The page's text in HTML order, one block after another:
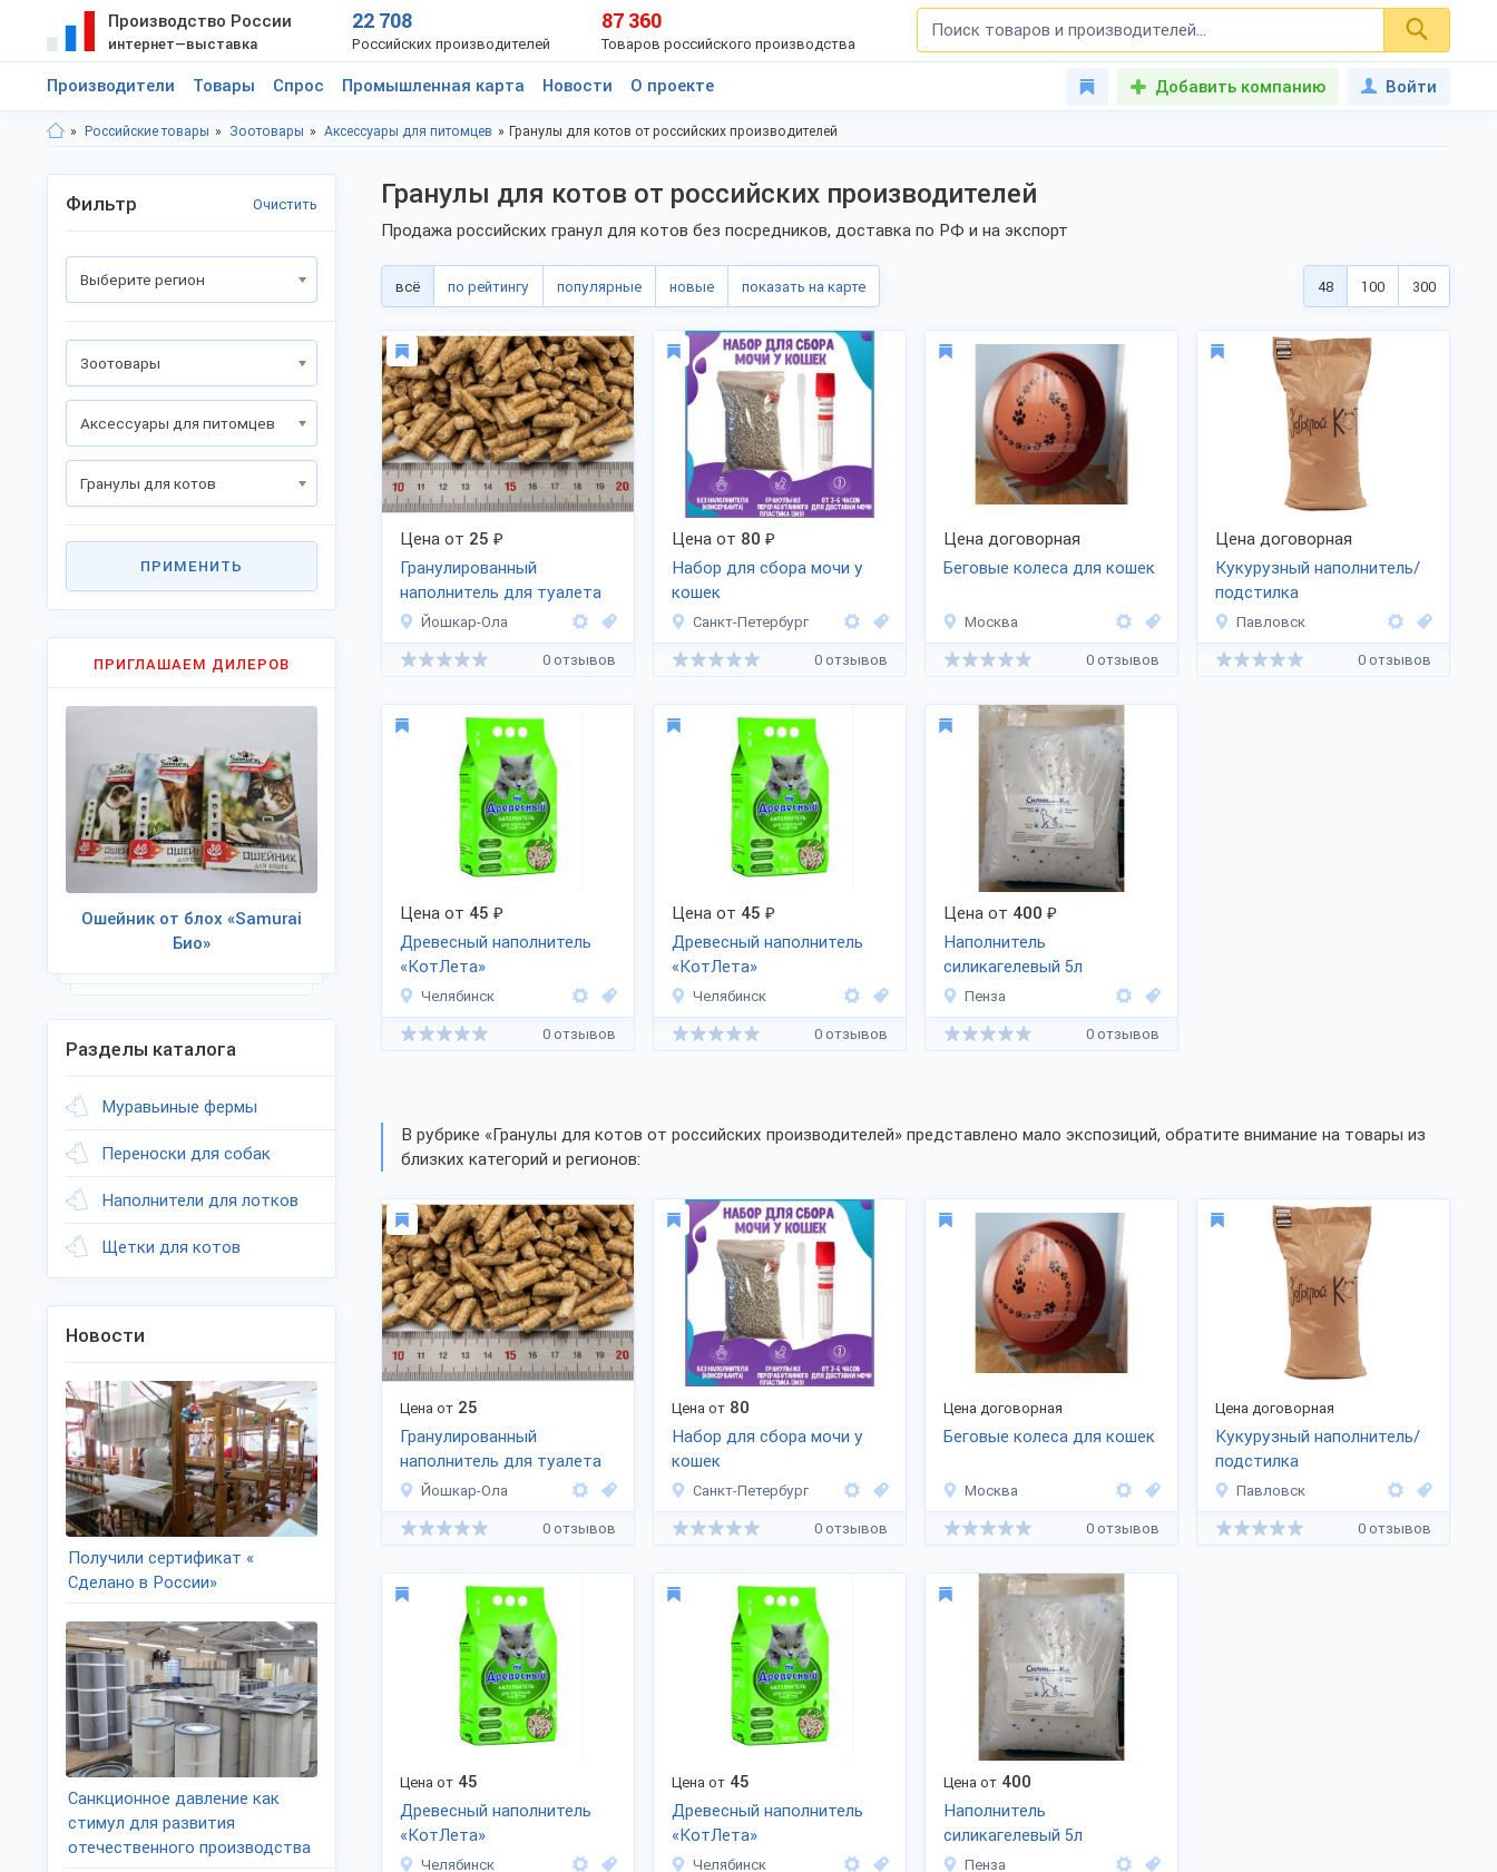
Производство России
интернет—выставка
22 708
Российских производителей
87 360
Товаров российского производства
Производители Товары Спрос Промышленная карта Новости О проекте Добавить компанию Войти
Российские товары Зоотовары Аксессуары для питомцев Гранулы для котов от российских производителей
Гранулы для котов от российских производителей
Продажа российских гранул для котов без посредников, доставка по РФ и на экспорт
всё по рейтингу популярные новые показать на карте 48 100 300
Цена от 25 ₽
Гранулированный
наполнитель для туалета
животных
Йошкар-Ола
0 отзывов
Цена от 80 ₽
Набор для сбора мочи у
кошек
Санкт-Петербург
0 отзывов
Цена договорная
Беговые колеса для кошек
Москва
0 отзывов
Цена договорная
Кукурузный наполнитель/
подстилка
Павловск
0 отзывов
Цена от 45 ₽
Древесный наполнитель
«КотЛета»
Челябинск
0 отзывов
Цена от 45 ₽
Древесный наполнитель
«КотЛета»
Челябинск
0 отзывов
Цена от 400 ₽
Наполнитель
силикагелевый 5л
Пенза
0 отзывов
В рубрике «Гранулы для котов от российских производителей» представлено мало экспозиций, обратите внимание на товары из
близких категорий и регионов:
Цена от 25
Гранулированный
наполнитель для туалета
животных
Йошкар-Ола
0 отзывов
Цена от 80
Набор для сбора мочи у
кошек
Санкт-Петербург
0 отзывов
Цена договорная
Беговые колеса для кошек
Москва
0 отзывов
Цена договорная
Кукурузный наполнитель/
подстилка
Павловск
0 отзывов
Цена от 45
Древесный наполнитель
«КотЛета»
Челябинск
Цена от 45
Древесный наполнитель
«КотЛета»
Челябинск
Цена от 400
Наполнитель
силикагелевый 5л
Пенза
Фильтр Очистить
Выберите регион
Зоотовары
Аксессуары для питомцев
Гранулы для котов
ПРИМЕНИТЬ
ПРИГЛАШАЕМ ДИЛЕРОВ
Ошейник от блох «Samurai
Био»
Разделы каталога
Муравьиные фермы
Переноски для собак
Наполнители для лотков
Щетки для котов
Новости
Получили сертификат «
Сделано в России»
Санкционное давление как
стимул для развития
отечественного производства